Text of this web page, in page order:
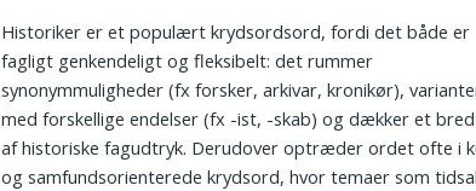
Historiker er et populært krydsordsord, fordi det både er
fagligt genkendeligt og fleksibelt: det rummer
synonymmuligheder (fx forsker, arkivar, kronikør),
med forskellige endelser (fx -ist, -skab) og dækker et
af historiske fagudtryk. Derudover optræder ordet ofte i
og samfundsorienterede krydsord, hvor temaer som